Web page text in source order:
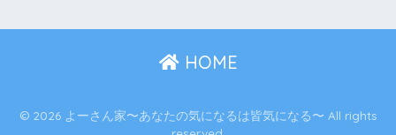
HOME
© 2026 よーさん家〜あなたの気になるは皆気になる〜 All rights